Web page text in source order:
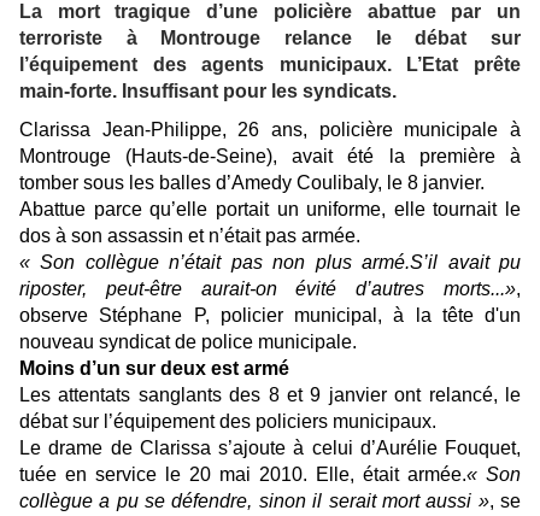
La mort tragique d’une policière abattue par un
terroriste à Montrouge relance le débat sur
l’équipement des agents municipaux. L’Etat prête
main-forte. Insuffisant pour les syndicats.
Clarissa Jean-Philippe, 26 ans, policière municipale à
Montrouge (Hauts-de-Seine), avait été la première à
tomber sous les balles d’Amedy Coulibaly, le 8 janvier.
Abattue parce qu’elle portait un uniforme, elle tournait le
dos à son assassin et n’était pas armée.
« Son collègue n’était pas non plus armé.S’il avait pu
riposter, peut-être aurait-on évité d’autres morts...»,
observe Stéphane P, policier municipal, à la tête d'un
nouveau syndicat de police municipale.
Moins d’un sur deux est armé
Les attentats sanglants des 8 et 9 janvier ont relancé, le
débat sur l’équipement des policiers municipaux.
Le drame de Clarissa s’ajoute à celui d’Aurélie Fouquet,
tuée en service le 20 mai 2010. Elle, était armée.« Son
collègue a pu se défendre, sinon il serait mort aussi », se